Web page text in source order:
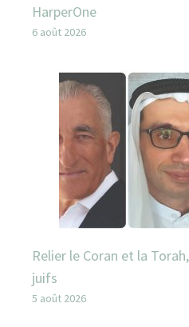
HarperOne
6 août 2026
Relier le Coran et la
juifs
5 août 2026